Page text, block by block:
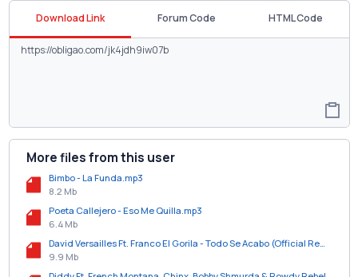
Download Link Forum Code HTML Code
More files from this user
Bimbo - La Funda.mp3
8.2 Mb
Poeta Callejero - Eso Me Quilla.mp3
6.4 Mb
David Versailles Ft. Franco El Gorila - Todo Se Acabo (Official Remix).mp3
9.9 Mb